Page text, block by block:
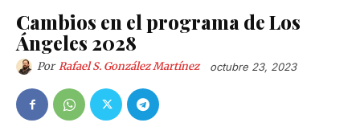
Cambios en el programa de Los
Ángeles 2028
Por Rafael S. González Martínez octubre 23, 2023